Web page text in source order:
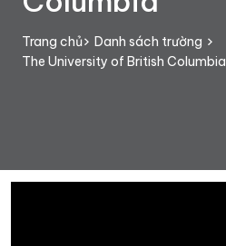
Trang chủ
Danh sách trường
The University of British Columbia